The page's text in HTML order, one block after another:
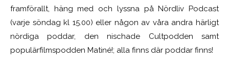
framförallt, häng med och lyssna på Nördliv Podcast
(varje söndag kl 15.00) eller någon av våra andra härligt
nördiga poddar, den nischade Cultpodden samt
populärfilmspodden Matiné!; alla finns där poddar finns!